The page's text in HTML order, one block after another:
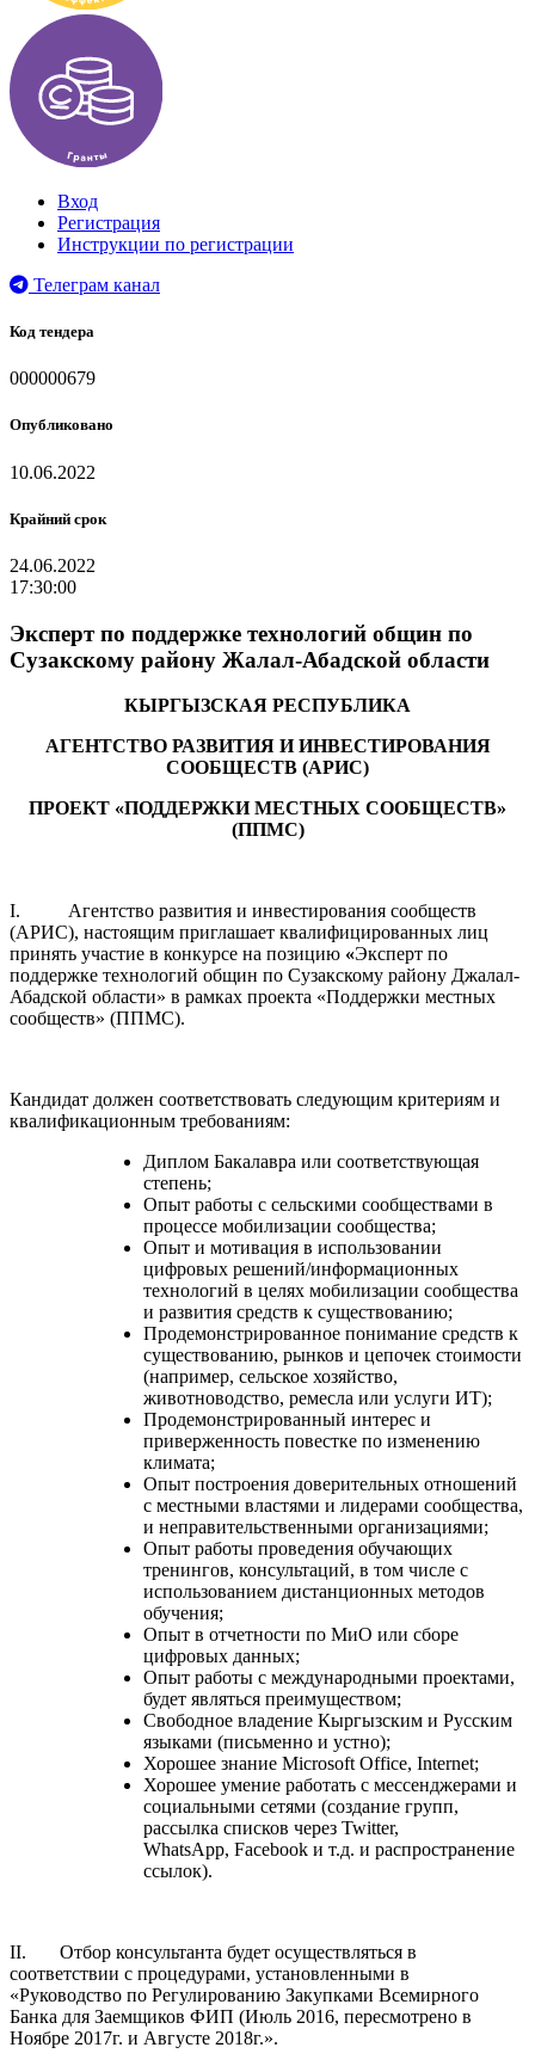
Вход
Регистрация
Инструкции по регистрации
Телеграм канал
Код тендера
000000679
Опубликовано
10.06.2022
Крайний срок
24.06.2022
17:30:00
Эксперт по поддержке технологий общин по
Сузакскому району Жалал-Абадской области
КЫРГЫЗСКАЯ РЕСПУБЛИКА
АГЕНТСТВО РАЗВИТИЯ И ИНВЕСТИРОВАНИЯ
СООБЩЕСТВ (АРИС)
ПРОЕКТ «ПОДДЕРЖКИ МЕСТНЫХ СООБЩЕСТВ»
(ППМС)
I. Агентство развития и инвестирования сообществ
(АРИС), настоящим приглашает квалифицированных лиц
принять участие в конкурсе на позицию «Эксперт по
поддержке технологий общин по Сузакскому району Джалал-
Абадской области» в рамках проекта «Поддержки местных
сообществ» (ППМС).
Кандидат должен соответствовать следующим критериям и
квалификационным требованиям:
Диплом Бакалавра или соответствующая
степень;
Опыт работы с сельскими сообществами в
процессе мобилизации сообщества;
Опыт и мотивация в использовании
цифровых решений/информационных
технологий в целях мобилизации сообщества
и развития средств к существованию;
Продемонстрированное понимание средств к
существованию, рынков и цепочек стоимости
(например, сельское хозяйство,
животноводство, ремесла или услуги ИТ);
Продемонстрированный интерес и
приверженность повестке по изменению
климата;
Опыт построения доверительных отношений
с местными властями и лидерами сообщества,
и неправительственными организациями;
Опыт работы проведения обучающих
тренингов, консультаций, в том числе с
использованием дистанционных методов
обучения;
Опыт в отчетности по МиО или сборе
цифровых данных;
Опыт работы с международными проектами,
будет являться преимуществом;
Свободное владение Кыргызским и Русским
языками (письменно и устно);
Хорошее знание Microsoft Office, Internet;
Хорошее умение работать с мессенджерами и
социальными сетями (создание групп,
рассылка списков через Twitter,
WhatsApp, Facebook и т.д. и распространение
ссылок).
II. Отбор консультанта будет осуществляться в
соответствии с процедурами, установленными в
«Руководство по Регулированию Закупками Всемирного
Банка для Заемщиков ФИП (Июль 2016, пересмотрено в
Ноябре 2017г. и Августе 2018г.».